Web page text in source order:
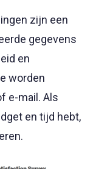
zijn een
gegevens
en
worden
e-mail. Als
en tijd hebt,